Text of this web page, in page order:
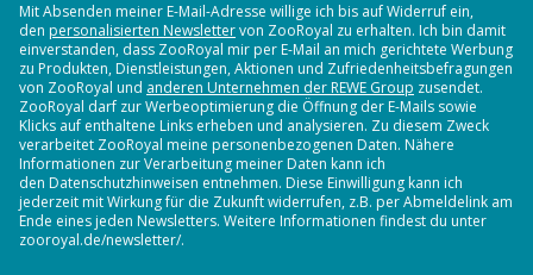
Mit Absenden meiner E-Mail-Adresse willige ich bis auf Widerruf ein,
den personalisierten Newslettervon ZooRoyal zu erhalten. Ich bin damit
einverstanden, dass ZooRoyal mir per E-Mail an mich gerichtete Werbung
zu Produkten, Dienstleistungen, Aktionen und Zufriedenheitsbefragungen
von ZooRoyal und anderen Unternehmen der REWE Group zusendet.
ZooRoyal darf zur Werbeoptimierung die Öffnung der E-Mails sowie
Klicks auf enthaltene Links erheben und analysieren. Zu diesem Zweck
verarbeitet ZooRoyal meine personenbezogenen Daten. Nähere
Informationen zur Verarbeitung meiner Daten kann ich
den Datenschutzhinweisen entnehmen. Diese Einwilligung kann ich
jederzeit mit Wirkung für die Zukunft widerrufen, z.B. per Abmeldelink am
Ende eines jeden Newsletters. Weitere Informationen findest du unter
zooroyal.de/newsletter/.